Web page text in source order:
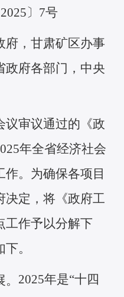
〕7号
府，甘肃矿区办事
政府各部门，中央
议审议通过的《政
年全省经济社会
作。为确保各项目
决定，将《政府工
工作予以分解下
。
2025年是“十四